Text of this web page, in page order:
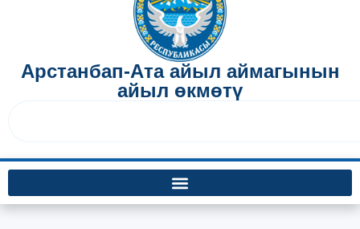
Арстанбап-Ата айыл аймагынын
айыл өкмөтү